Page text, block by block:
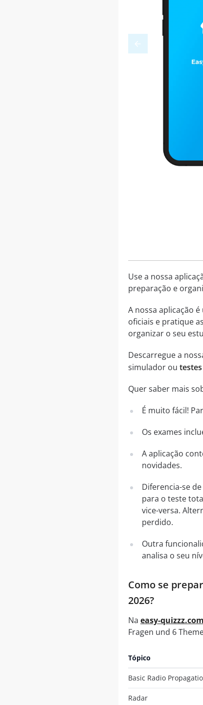
Use a nossa
preparação e
A nossa aplicação
oficiais e pratique
organizar o seu
Descarregue a
simulador ou
Quer saber mais
É muito fácil!
Os exames
A aplicação
novidades.
Diferencia-se
para o teste
vice-versa.
perdido.
Outra
analisa o seu
Como se
2026?
Na easy-quizzz.com
Fragen und 6
Tópico
Basic Radio
Radar